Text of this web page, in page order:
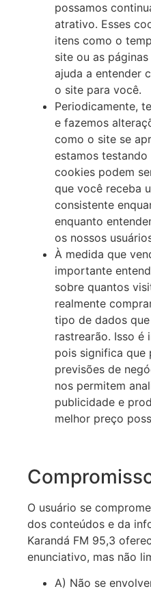
possamos
atrativo. Esses
itens como o
site ou as
ajuda a entender
o site para você.
Periodicamente,
e fazemos
como o site se
estamos testando
cookies podem
que você receba
consistente
enquanto
os nossos
À medida que
importante
sobre quantos
realmente
tipo de dados
rastrearão. Isso é
pois significa que
previsões de
nos permitem
publicidade e
melhor preço
O usuário se
dos conteúdos e da
Karandá FM 95,3
enunciativo, mas não
A) Não se